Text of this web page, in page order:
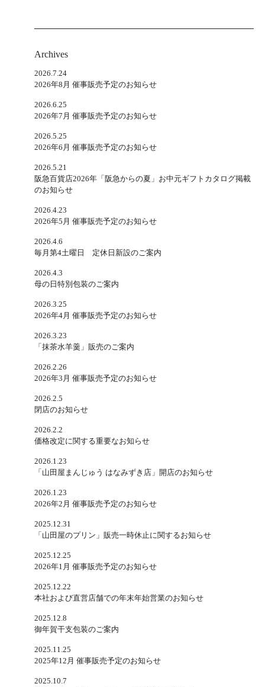
Archives
2026.7.24
2026年8月 催事販売予定のお知らせ
2026.6.25
2026年7月 催事販売予定のお知らせ
2026.5.25
2026年6月 催事販売予定のお知らせ
2026.5.21
阪急百貨店2026年「阪急からの夏」お中元ギフトカタログ掲載
のお知らせ
2026.4.23
2026年5月 催事販売予定のお知らせ
2026.4.6
毎月第4土曜日 定休日新設のご案内
2026.4.3
母の日特別包装のご案内
2026.3.25
2026年4月 催事販売予定のお知らせ
2026.3.23
「抹茶水羊羹」販売のご案内
2026.2.26
2026年3月 催事販売予定のお知らせ
2026.2.5
閉店のお知らせ
2026.2.2
価格改定に関する重要なお知らせ
2026.1.23
「山田屋まんじゅう はなみずき店」開店のお知らせ
2026.1.23
2026年2月 催事販売予定のお知らせ
2025.12.31
「山田屋のプリン」販売一時休止に関するお知らせ
2025.12.25
2026年1月 催事販売予定のお知らせ
2025.12.22
本社および直営店舗での年末年始営業のお知らせ
2025.12.8
御年賀干支包装のご案内
2025.11.25
2025年12月 催事販売予定のお知らせ
2025.10.7